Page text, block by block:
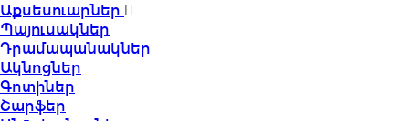
Աքսեսուարներ
Պայուսակներ
Դրամապանակներ
Ակնոցներ
Գոտիներ
Շարֆեր